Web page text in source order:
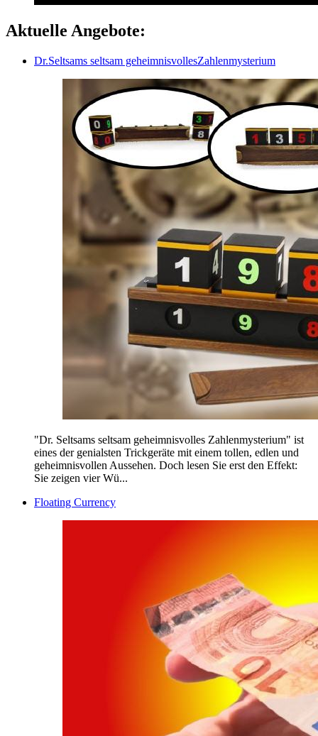
Aktuelle Angebote:
Dr.Seltsams seltsam geheimnisvollesZahlenmysterium
"Dr. Seltsams seltsam geheimnisvolles Zahlenmysterium" ist
eines der genialsten Trickgeräte mit einem tollen, edlen und
geheimnisvollen Aussehen. Doch lesen Sie erst den Effekt:
Sie zeigen vier Wü...
Floating Currency